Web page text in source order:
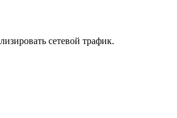
сетевой трафик.